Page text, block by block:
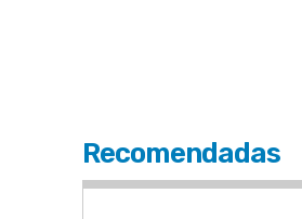
Recomendadas